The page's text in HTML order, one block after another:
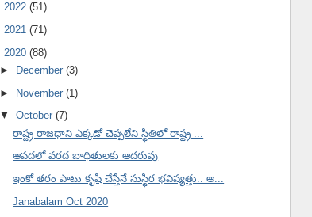
2022 (51)
2021 (71)
2020 (88)
►
December(3)
► November(1)
▼October(7)
రాష్ట్ర రాజధాని ఎక్కడో చెప్పలేని స్థితిలో రాష్ట్ర ...
ఆపదలో వరద బాధితులకు ఆదరువు
ఇంకో తరం పాటు కృషి చేస్తేనే సుస్థిర భవిష్యత్తు.. అ...
Janabalam Oct 2020